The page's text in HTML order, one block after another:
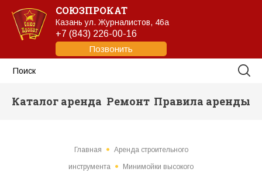
СОЮЗПРОКАТ
Казань ул. Журналистов, 46а
+7 (843) 226-00-16
Позвонить
Каталог аренда Ремонт Правила аренды
Главная Аренда строительного
инструмента Минимойки высокого